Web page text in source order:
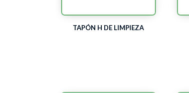
TAPÓN H DE LIMPIEZA